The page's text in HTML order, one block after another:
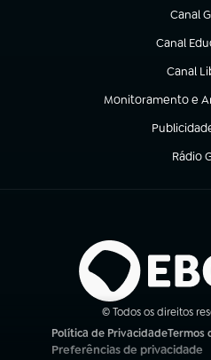
Canal
(abre
Canal
(abre em
Canal
(abre
Monitoramento e
(abre em nova aba)
(abre em
Rádio
(abre
© Todos os direitos
Política de Privacidade
(abre em nova aba)
Termos
(abre
Preferências de privacidade